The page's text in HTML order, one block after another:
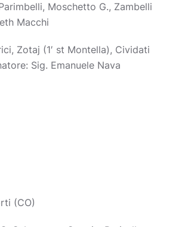
Moschetto G., Zambelli
Macchi
Zotaj (1′ st Montella), Cividati
Sig. Emanuele Nava
(CO)